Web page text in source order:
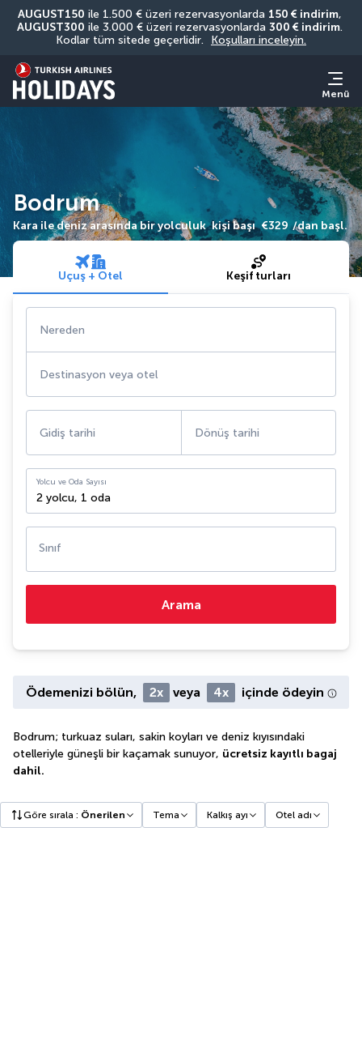
AUGUST150 ile 1.500 € üzeri rezervasyonlarda 150 € indirim
AUGUST300 ile 3.000 € üzeri rezervasyonlarda 300 € indirim.
Kodlar tüm sitede geçerlidir.
Koşulları inceleyin.
Menü
Bodrum
Kara ile deniz arasında bir yolculuk kişi başı €329 /dan başl.
Uçuş + Otel Keşif turları
Nereden
Destinasyon veya otel
Gidiş tarihi Dönüş tarihi
Yolcu ve Oda Sayısı
2 yolcu, 1 oda
Sınıf
Arama
Ödemenizi bölün, 2x veya 4x içinde ödeyin
Bodrum; turkuaz suları, sakin koyları ve deniz kıyısındaki
otelleriyle güneşli bir kaçamak sunuyor, ücretsiz kayıtlı bagaj
dahil.
Göre sırala : Önerilen Tema Kalkış ayı Otel adı